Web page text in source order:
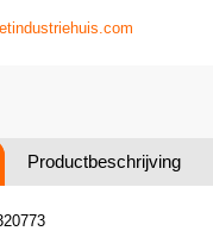
Productbeschrijving